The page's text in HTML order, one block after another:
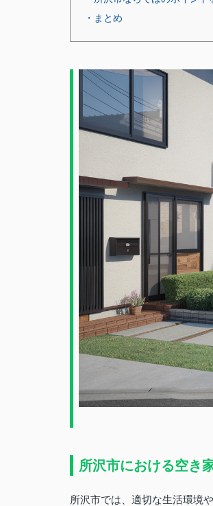
・まとめ
所沢市における空き
所沢市では、適切な生活環境